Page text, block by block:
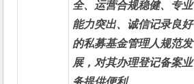
全、运营合规稳健、专业
能力突出、诚信记录良好
的私募基金管理人规范发
展，对其办理登记备案业
务提供便利。